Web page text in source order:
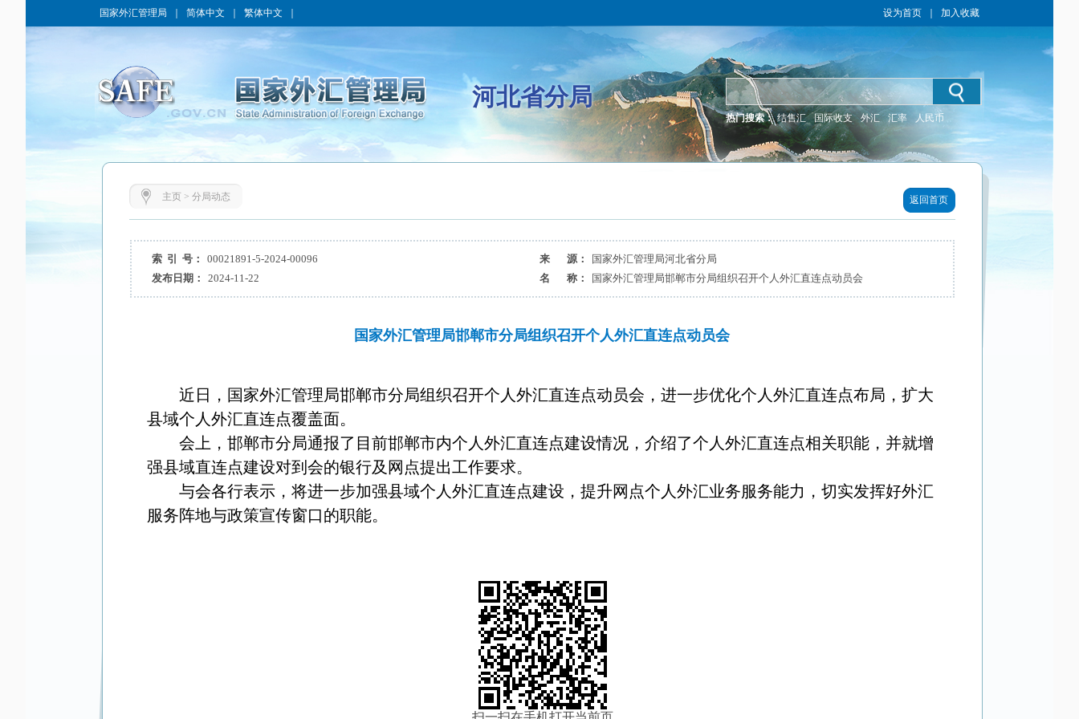
国家外汇管理局 简体中文 繁体中文 设为首页 加入收藏
河北省分局
热门搜索： 结售汇 国际收支 外汇 汇率 人民币
主页> 分局动态 返回首页
索 引 号： 00021891-5-2024-00096 来 源：
国家外汇管理局河北省分局
发布日期：
2024-11-22 名 称： 国家外汇管理局邯郸市分局组织召开个人外汇直连点动员会
国家外汇管理局邯郸市分局组织召开个人外汇直连点动员会
近日，国家外汇管理局邯郸市分局组织召开个人外汇直连点动员会，进一步优化个人外汇直连点布局，扩大
县域个人外汇直连点覆盖面。
会上，邯郸市分局通报了目前邯郸市内个人外汇直连点建设情况，介绍了个人外汇直连点相关职能，并就增
强县域直连点建设对到会的银行及网点提出工作要求。
与会各行表示，将进一步加强县域个人外汇直连点建设，提升网点个人外汇业务服务能力，切实发挥好外汇
服务阵地与政策宣传窗口的职能。